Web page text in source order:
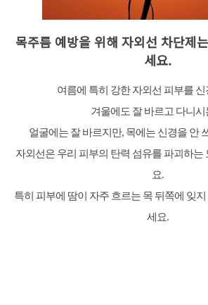
목주름 예방을 위해 자외선 차단제
세요.
여름에 특히 강한 자외선 피부를 신
겨울에도 잘 바르고 다니시
얼굴에는 잘 바르지만, 목에는 신경을 안
자외선은 우리 피부의 탄력 섬유를 파괴하는
요.
특히 피부에 땀이 자주 흐르는 목 뒤쪽에 잊
세요.